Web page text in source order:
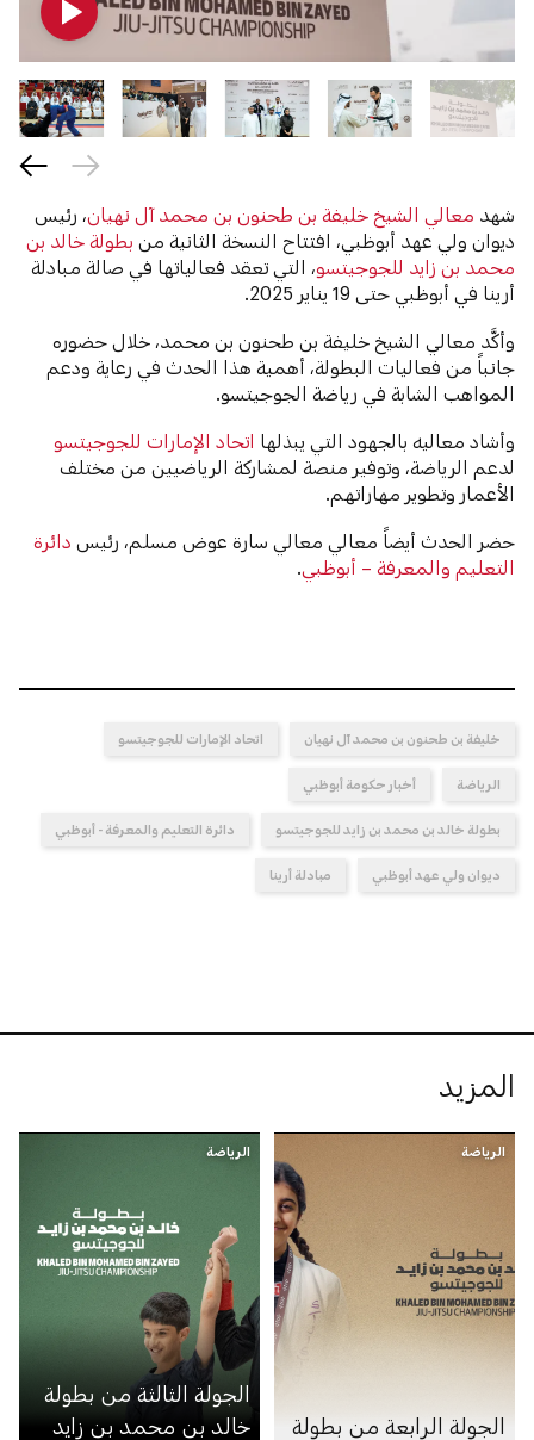
شهد معالي الشيخ خليفة بن طحنون بن محمد آل نهيان، رئيس
ديوان ولي عهد أبوظبي، افتتاح النسخة الثانية من بطولة خالد بن
محمد بن زايد للجوجيتسو، التي تعقد فعالياتها في صالة مبادلة
أرينا في أبوظبي حتى 19 يناير 2025.
وأكَّد معالي الشيخ خليفة بن طحنون بن محمد، خلال حضوره
جانباً من فعاليات البطولة، أهمية هذا الحدث في رعاية ودعم
المواهب الشابة في رياضة الجوجيتسو.
وأشاد معاليه بالجهود التي يبذلها اتحاد الإمارات للجوجيتسو
لدعم الرياضة، وتوفير منصة لمشاركة الرياضيين من مختلف
الأعمار وتطوير مهاراتهم.
حضر الحدث أيضاً معالي معالي سارة عوض مسلم، رئيس دائرة
التعليم والمعرفة – أبوظبي.
خليفة بن طحنون بن محمد آل نهيان اتحاد الإمارات للجوجيتسو
الرياضة أخبار حكومة أبوظبي
بطولة خالد بن محمد بن زايد للجوجيتسو دائرة التعليم والمعرفة - أبوظبي
ديوان ولي عهد أبوظبي مبادلة أرينا
المزيد
الرياضة
الجولة الرابعة من بطولة
الرياضة
الجولة الثالثة من بطولة
خالد بن محمد بن زايد